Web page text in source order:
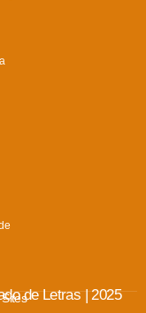
de Letras | 2025